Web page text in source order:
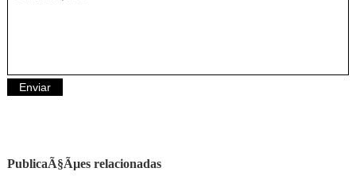
PublicaÃ§Ãµes relacionadas